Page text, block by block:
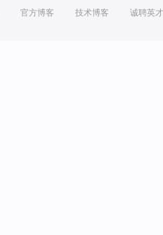
官方博客 技术博客 诚聘英才